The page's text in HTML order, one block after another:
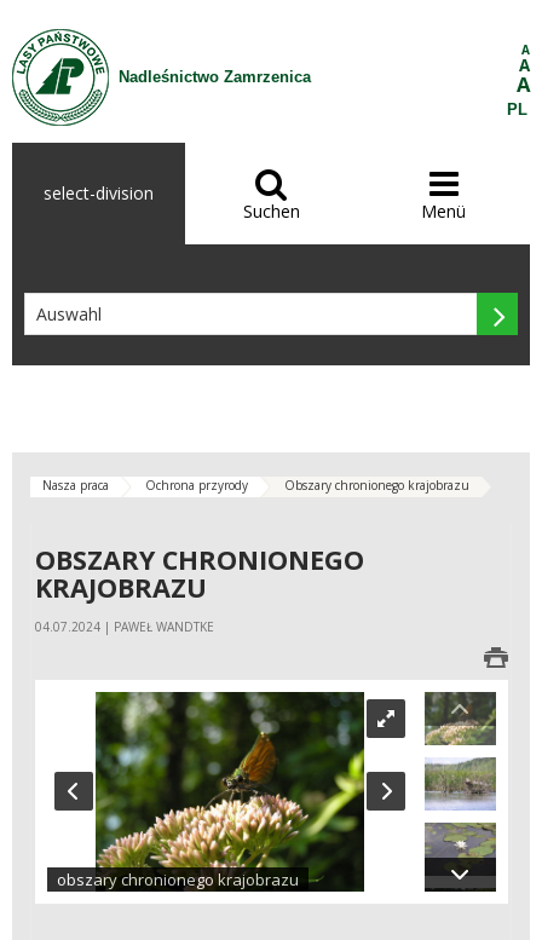
Zum Inhalt wechseln
Nadleśnictwo Zamrzenica
A
A
A
PL
select-division 
Suchen

Menü

Nasza praca Ochrona przyrody Obszary chronionego krajobrazu
OBSZARY CHRONIONEGO
KRAJOBRAZU
04.07.2024 | PAWEŁ WANDTKE
obszary chronionego krajobrazu